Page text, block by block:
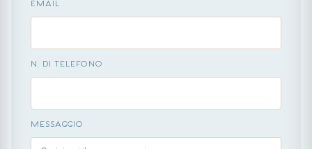
EMAIL
N. DI TELEFONO
MESSAGGIO